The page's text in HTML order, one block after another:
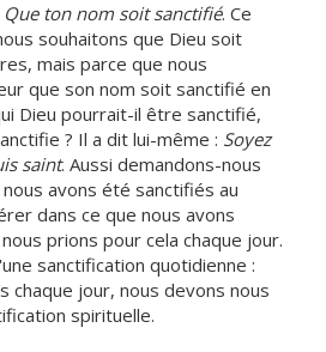
Que ton nom soit sanctifié. Ce
souhaitons que Dieu soit
mais parce que nous
que son nom soit sanctifié en
Dieu pourrait-il être sanctifié,
? Il a dit lui-même : Soyez
saint. Aussi demandons-nous
avons été sanctifiés au
dans ce que nous avons
prions pour cela chaque jour.
sanctification quotidienne :
chaque jour, nous devons nous
spirituelle.